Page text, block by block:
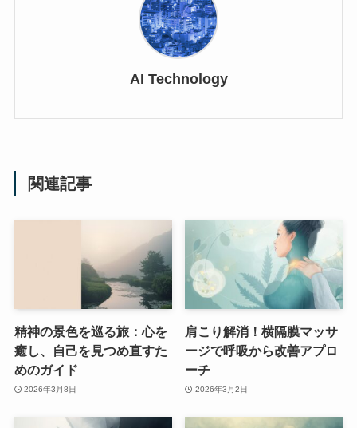
AI Technology
関連記事
精神の景色を巡る旅：心を
癒し、自己を見つめ直すた
めのガイド
2026年3月8日
肩こり解消！横隔膜マッサ
ージで呼吸から改善アプロ
ーチ
2026年3月2日